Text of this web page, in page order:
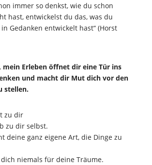
immer so denkst, wie du schon
hast, entwickelst du das, was du
Gedanken entwickelt hast“ (Horst
mein Erleben öffnet dir eine Tür ins
und macht dir Mut dich vor den
stellen.
zu dir
zu dir selbst.
deine ganz eigene Art, die Dinge zu
niemals für deine Träume.